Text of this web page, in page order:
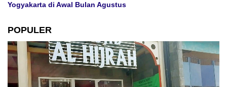
Yogyakarta di Awal Bulan Agustus
POPULER